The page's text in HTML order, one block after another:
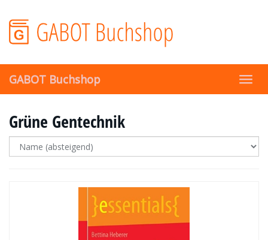
main
content
GABOT Buchshop
Grüne Gentechnik